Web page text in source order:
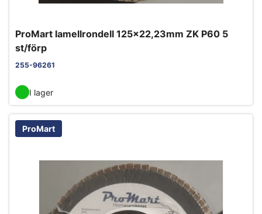
ProMart lamellrondell 125x22,23mm ZK P60 5
st/förp
255-96261
I lager
ProMart